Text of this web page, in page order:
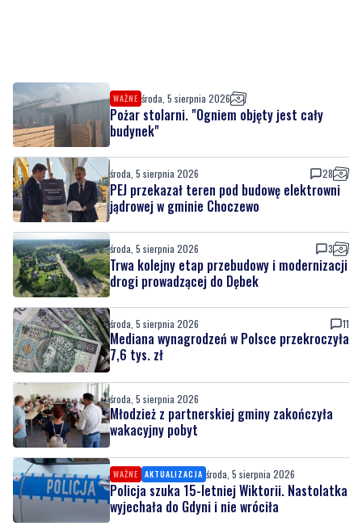
środa, 5 sierpnia 2026 28
PEJ przekazał teren pod budowę elektrowni
środa, 5 sierpnia 2026 3
Trwa kolejny etap przebudowy i modernizacji
środa, 5 sierpnia 2026 11
Mediana wynagrodzeń w Polsce przekroczyła
7,6 tys. zł
środa, 5 sierpnia 2026
Młodzież z partnerskiej gminy zakończyła
WAŻNE AKTUALIZACJA środa, 5 sierpnia 2026
Policja szuka 15-letniej Wiktorii. Nastolatka